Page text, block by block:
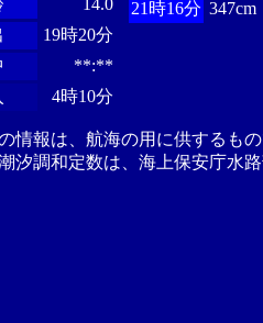
14.0
19時20分
**:**
4時10分
21時16分 347cm
情報は、航海の用に供するも
汐調和定数は、海上保安庁水